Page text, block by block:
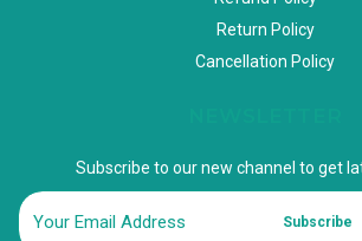
Return Policy
Cancellation Policy
Subscribe to our new channel to get
Subscribe